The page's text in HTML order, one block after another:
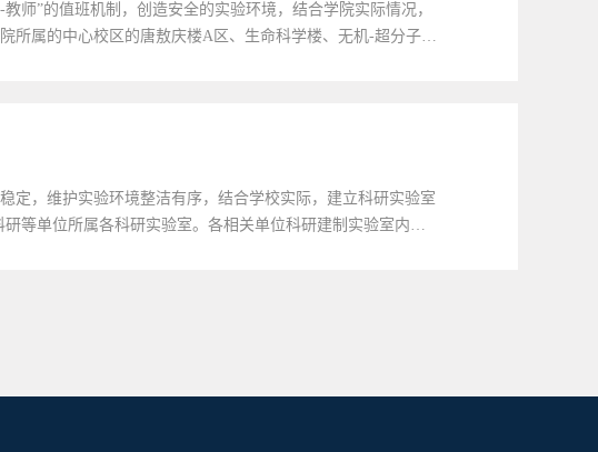
师”的值班机制，创造安全的实验环境，结合学院实际情况，
所属的中心校区的唐敖庆楼A区、生命科学楼、无机-超分子
定，维护实验环境整洁有序，结合学校实际，建立科研实验室
等单位所属各科研实验室。各相关单位科研建制实验室内的